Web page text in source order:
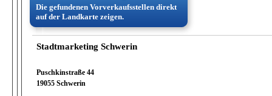
Die gefundenen Vorverkaufsstellen direkt
auf der Landkarte zeigen.
Stadtmarketing Schwerin
Puschkinstraße 44
19055 Schwerin